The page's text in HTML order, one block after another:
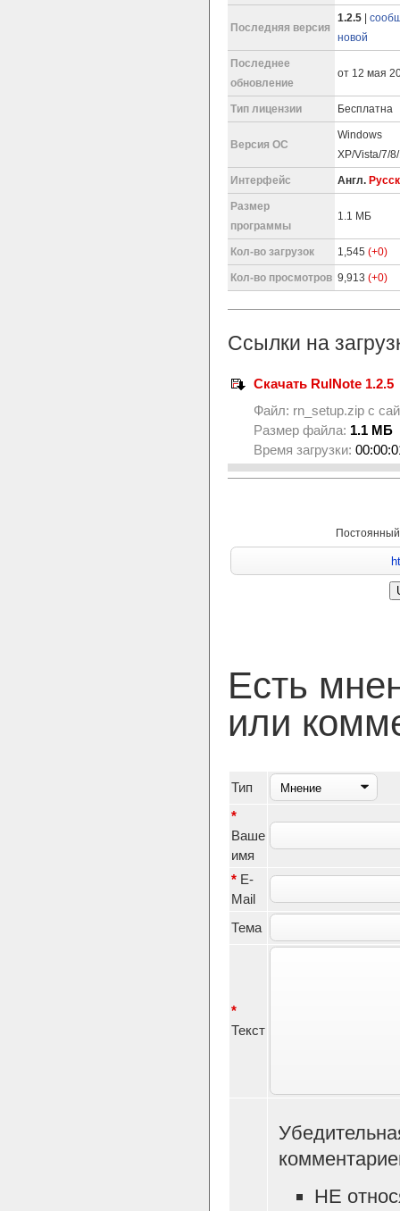
Последняя версия
1.2.5
новой
Последнее
обновление
от 12 мая
Тип лицензии Бесплатна
Версия ОС
Windows
XP/Vista/7/
Интерфейс Англ.
Размер
программы
1.1 МБ
Кол-во загрузок 1,545 (+0)
Кол-во просмотров 9,913 (+0)
Ссылки на
Скачать RulNote 1.2.5
Файл: rn_setup.zip с
Размер файла: 1.1 МБ
Время загрузки:
Есть
или
Тип
*
Ваше
имя
* E-
Mail
Тема
*
Текст
НЕ